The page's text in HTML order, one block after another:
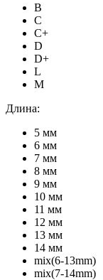
B
C
C+
D
D+
L
M
Длина:
5 мм
6 мм
7 мм
8 мм
9 мм
10 мм
11 мм
12 мм
13 мм
14 мм
mix(6-13mm)
mix(7-14mm)